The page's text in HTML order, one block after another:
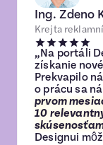
Ing. Zdeno
Krejta
„Na portáli
získanie
Prekvapilo
o prácu sa
prvom
10
Designui